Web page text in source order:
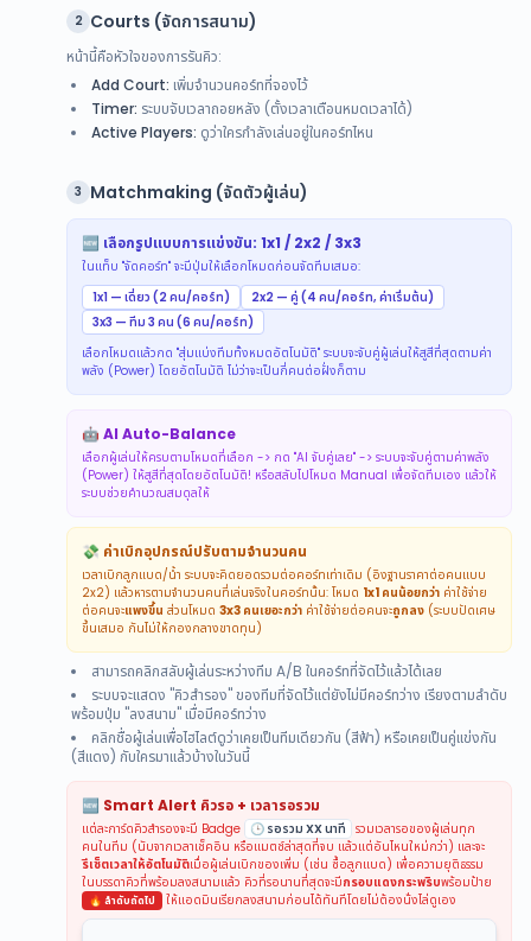
2 Courts (จัดการสนาม)
หน้านี้คือหัวใจของการรันคิว:
Add Court: เพิ่มจำนวนคอร์ทที่จองไว้
Timer: ระบบจับเวลาถอยหลัง (ตั้งเวลาเตือนหมดเวลาได้)
Active Players: ดูว่าใครกำลังเล่นอยู่ในคอร์ทไหน
3 Matchmaking (จัดตัวผู้เล่น)
🆕 เลือกรูปแบบการแข่งขัน: 1x1 / 2x2 / 3x3
ในแท็บ "จัดคอร์ท" จะมีปุ่มให้เลือกโหมดก่อนจัดทีมเสมอ:
1x1 — เดี่ยว (2 คน/คอร์ท)
2x2 — คู่ (4 คน/คอร์ท, ค่าเริ่มต้น)
3x3 — ทีม 3 คน (6 คน/คอร์ท)
เลือกโหมดแล้วกด "สุ่มแบ่งทีมทั้งหมดอัตโนมัติ" ระบบจะจับคู่ผู้เล่นให้สูสีที่สุดตามค่า
พลัง (Power) โดยอัตโนมัติ ไม่ว่าจะเป็นกี่คนต่อฝั่งก็ตาม
🤖 AI Auto-Balance
เลือกผู้เล่นให้ครบตามโหมดที่เลือก -> กด "AI จับคู่เลย" -> ระบบจะจับคู่ตามค่าพลัง
(Power) ให้สูสีที่สุดโดยอัตโนมัติ! หรือสลับไปโหมด Manual เพื่อจัดทีมเอง แล้วให้
ระบบช่วยคำนวณสมดุลให้
💸 ค่าเบิกอุปกรณ์ปรับตามจำนวนคน
เวลาเบิกลูกแบด/น้ำ ระบบจะคิดยอดรวมต่อคอร์ทเท่าเดิม (อิงฐานราคาต่อคนแบบ
2x2) แล้วหารตามจำนวนคนที่เล่นจริงในคอร์ทนั้น: โหมด 1x1 คนน้อยกว่า ค่าใช้จ่าย
ต่อคนจะแพงขึ้น ส่วนโหมด 3x3 คนเยอะกว่า ค่าใช้จ่ายต่อคนจะถูกลง (ระบบปัดเศษ
ขึ้นเสมอ กันไม่ให้กองกลางขาดทุน)
สามารถคลิกสลับผู้เล่นระหว่างทีม A/B ในคอร์ทที่จัดไว้แล้วได้เลย
ระบบจะแสดง "คิวสำรอง" ของทีมที่จัดไว้แต่ยังไม่มีคอร์ทว่าง เรียงตามลำดับ
พร้อมปุ่ม "ลงสนาม" เมื่อมีคอร์ทว่าง
คลิกชื่อผู้เล่นเพื่อไฮไลต์ดูว่าเคยเป็นทีมเดียวกัน (สีฟ้า) หรือเคยเป็นคู่แข่งกัน
(สีแดง) กับใครมาแล้วบ้างในวันนี้
🆕 Smart Alert คิวรอ + เวลารอรวม
แต่ละการ์ดคิวสำรองจะมี Badge 🕒 รอรวม XX นาที รวมเวลารอของผู้เล่นทุก
คนในทีม (นับจากเวลาเช็คอิน หรือแมตช์ล่าสุดที่จบ แล้วแต่อันไหนใหม่กว่า) และจะ
รีเซ็ตเวลาให้อัตโนมัติเมื่อผู้เล่นเบิกของเพิ่ม (เช่น ซื้อลูกแบด) เพื่อความยุติธรรม
ในบรรดาคิวที่พร้อมลงสนามแล้ว คิวที่รอนานที่สุดจะมีกรอบแดงกระพริบพร้อมป้าย
🔥 ลำดับถัดไป ให้แอดมินเรียกลงสนามก่อนได้ทันทีโดยไม่ต้องนั่งไล่ดูเอง